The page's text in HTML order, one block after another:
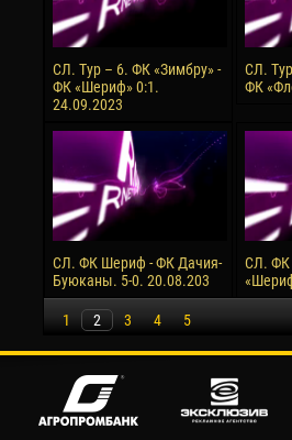
СЛ. Тур – 6. ФК «Зимбру» -
ФК «Шериф» 0:1.
24.09.2023
СЛ.
ФК
СЛ. ФК Шериф - ФК Дачия-
Буюканы. 5-0. 20.08.203
СЛ. ФК
1 2 3 4 5